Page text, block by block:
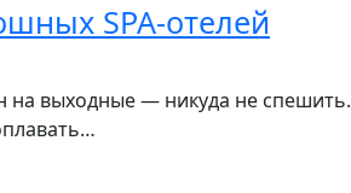
SPA-отелей
на выходные — никуда не спешить.